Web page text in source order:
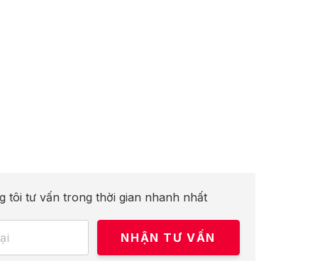
tôi tư vấn trong thời gian nhanh nhất